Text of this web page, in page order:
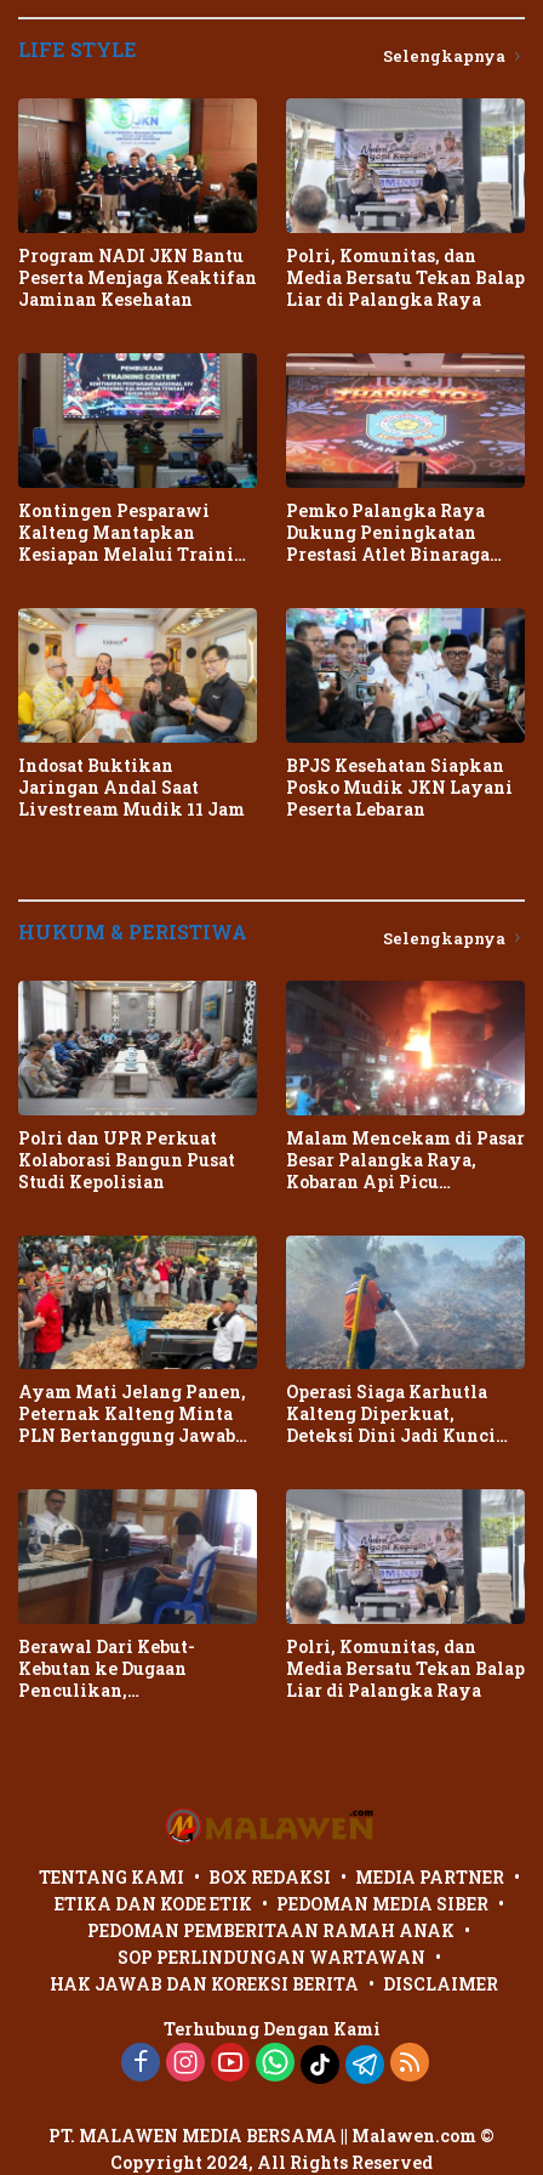
LIFE STYLE Selengkapnya
Program NADI JKN Bantu
Peserta Menjaga Keaktifan
Jaminan Kesehatan
Polri, Komunitas, dan
Media Bersatu Tekan Balap
Liar di Palangka Raya
Kontingen Pesparawi
Kalteng Mantapkan
Kesiapan Melalui Training
Pemko Palangka Raya
Dukung Peningkatan
Prestasi Atlet Binaraga
Indosat Buktikan
Jaringan Andal Saat
Livestream Mudik 11 Jam
BPJS Kesehatan Siapkan
Posko Mudik JKN Layani
Peserta Lebaran
HUKUM & PERISTIWA Selengkapnya
Polri dan UPR Perkuat
Kolaborasi Bangun Pusat
Studi Kepolisian
Malam Mencekam di Pasar
Besar Palangka Raya,
Kobaran Api Picu
Ayam Mati Jelang Panen,
Peternak Kalteng Minta
PLN Bertanggung Jawab
Operasi Siaga Karhutla
Kalteng Diperkuat,
Deteksi Dini Jadi Kunci
Berawal Dari Kebut-
Kebutan ke Dugaan
Penculikan,
Polri, Komunitas, dan
Media Bersatu Tekan Balap
Liar di Palangka Raya
TENTANG KAMI BOX REDAKSI
MEDIA PARTNER
ETIKA DAN KODE ETIK
PEDOMAN MEDIA SIBER
PEDOMAN PEMBERITAAN RAMAH ANAK
SOP PERLINDUNGAN WARTAWAN
HAK JAWAB DAN KOREKSI BERITA
DISCLAIMER
Terhubung Dengan Kami
PT. MALAWEN MEDIA BERSAMA || Malawen.com ©
Copyright 2024, All Rights Reserved